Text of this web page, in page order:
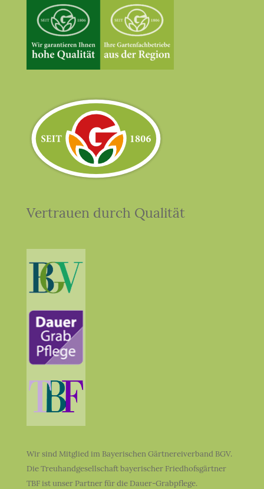
Vertrauen durch Qualität
Wir sind Mitglied im Bayerischen Gärtnereiverband BGV.
Die Treuhandgesellschaft bayerischer Friedhofsgärtner
TBF ist unser Partner für die Dauer-Grabpflege.